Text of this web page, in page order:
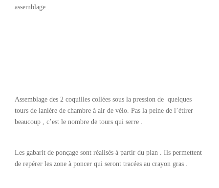
assemblage .
Assemblage des 2 coquilles collées sous la pression de quelques
tours de lanière de chambre à air de vélo. Pas la peine de l’étirer
beaucoup , c’est le nombre de tours qui serre .
Les gabarit de ponçage sont réalisés à partir du plan . Ils permettent
de repérer les zone à poncer qui seront tracées au crayon gras .